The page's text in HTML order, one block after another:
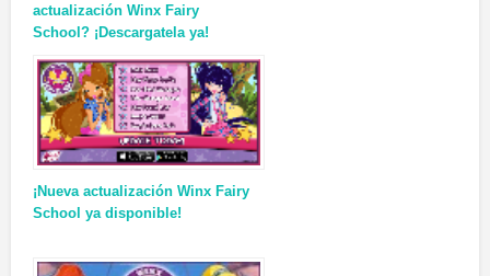
actualización Winx Fairy
School? ¡Descargatela ya!
¡Nueva actualización Winx Fairy
School ya disponible!